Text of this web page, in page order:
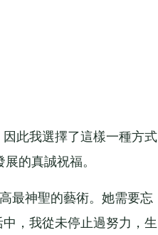
此我選擇了這樣一種方式
的真誠祝福。
最神聖的藝術。她需要忘
，我從未停止過努力，生